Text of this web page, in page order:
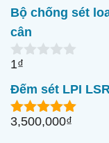
g
o
à
i
5
Bộ chống sét
cân
0
g
o
à
i
1₫
Đếm sét LPI
5.00ngoài
3,500,000₫